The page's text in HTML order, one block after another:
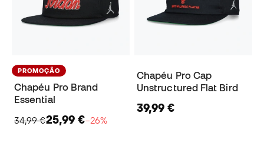
PROMOÇÃO
Chapéu Pro Brand
Essential
34,99 €25,99 €−26%
Chapéu Pro Cap
Unstructured Flat Bird
39,99 €